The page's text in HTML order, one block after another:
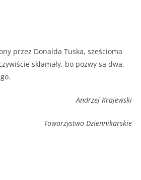
przez Donalda Tuska, sześcioma
skłamały, bo pozwy są dwa,
Andrzej Krajewski
Towarzystwo Dziennikarskie